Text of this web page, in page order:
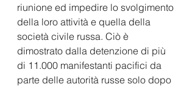
riunione ed impedire lo svolgimento
della loro attività e quella della
società civile russa. Ciò è
dimostrato dalla detenzione di più
di 11.000 manifestanti pacifici da
parte delle autorità russe solo dopo